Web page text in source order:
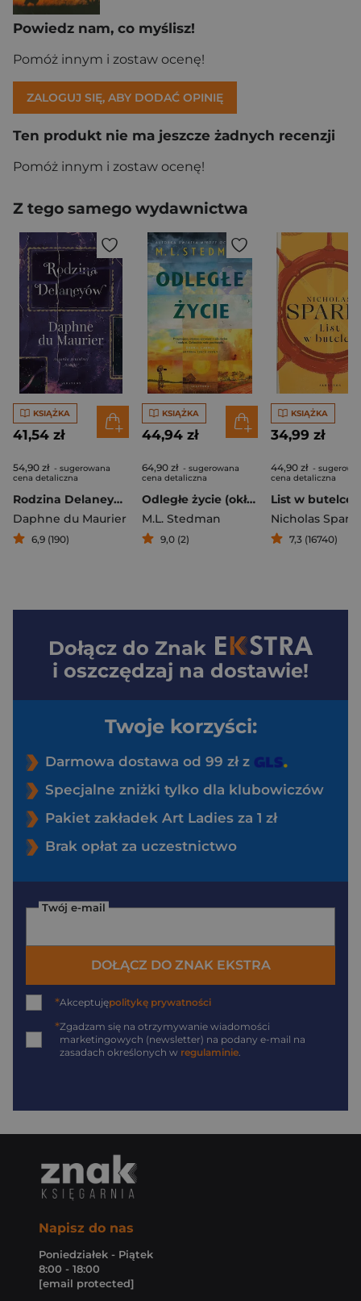
Powiedz nam, co myślisz!
Pomóż innym i zostaw ocenę!
ZALOGUJ SIĘ, ABY DODAĆ OPINIĘ
Ten produkt nie ma jeszcze żadnych recenzji
Pomóż innym i zostaw ocenę!
Z tego samego wydawnictwa
KSIĄŻKA
41,54 zł
54,90 zł - sugerowana
cena detaliczna
Rodzina Delaneyów
Daphne du Maurier
6,9 (190)
KSIĄŻKA
44,94 zł
64,90 zł - sugerowana
cena detaliczna
Odległe życie (okładka twarda)
M.L. Stedman
9,0 (2)
KSIĄŻKA
34,99 zł
44,90 zł -
cena detaliczna
List w butelce
Nicholas
7,3 (16740)
Dołącz do Znak
i oszczędzaj na dostawie!
Twoje korzyści:
Darmowa dostawa od 99 zł z
Specjalne zniżki tylko dla klubowiczów
Pakiet zakładek Art Ladies za 1 zł
Brak opłat za uczestnictwo
Twój e-mail
DOŁĄCZ DO ZNAK EKSTRA
*Akceptujępolitykę prywatności
*Zgadzam się na otrzymywanie wiadomości
marketingowych (newsletter) na podany e-mail na
zasadach określonych w regulaminie.
Napisz do nas
Poniedziałek - Piątek
8:00 - 18:00
[email protected]